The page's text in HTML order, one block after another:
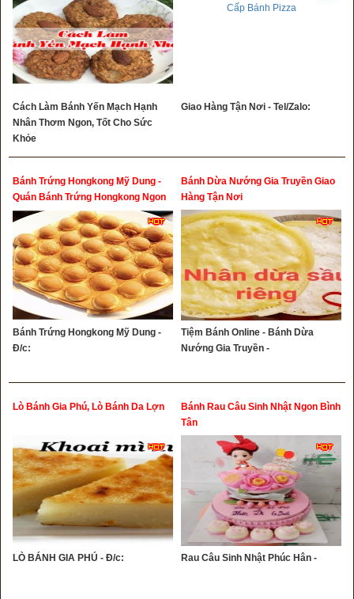
Cách Làm Bánh Yến Mạch Hạnh
Nhân Thơm Ngon, Tốt Cho Sức
Khỏe
Giao Hàng Tận Nơi - Tel/Zalo:
Bánh Trứng Hongkong Mỹ Dung -
Quán Bánh Trứng Hongkong Ngon
Quận 12
Bánh Trứng Hongkong Mỹ Dung -
Đ/c:
Bánh Dừa Nướng Gia Truyền Giao
Hàng Tận Nơi
Tiệm Bánh Online - Bánh Dừa
Nướng Gia Truyền -
Lò Bánh Gia Phú, Lò Bánh Da Lợn
LÒ BÁNH GIA PHÚ - Đ/c:
Bánh Rau Câu Sinh Nhật Ngon Bình
Tân
Rau Câu Sinh Nhật Phúc Hân -